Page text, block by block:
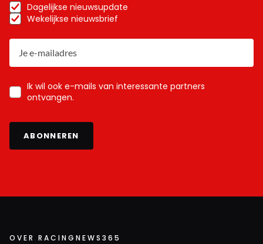
Dagelijkse nieuwsupdate
Wekelijkse nieuwsbrief
Ik wil ook e-mails van interessante partners
ontvangen.
ABONNEREN
OVER RACINGNEWS365